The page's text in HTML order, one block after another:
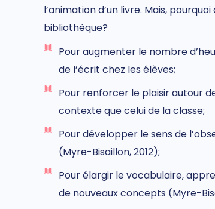
l’animation d’un livre. Mais, pourquoi
bibliothèque?
Pour augmenter le nombre
de l’écrit chez les élèves;
Pour renforcer le plaisir autour
contexte que celui de la classe;
Pour développer le sens de
(Myre-Bisaillon, 2012);
Pourélargir le vocabulaire,
de nouveaux concepts (Myre-